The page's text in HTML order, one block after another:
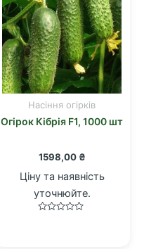
Насіння огірків
Огірок Кібрія F1, 1000 шт
1598,00 ₴
Ціну та наявність
уточнюйте.